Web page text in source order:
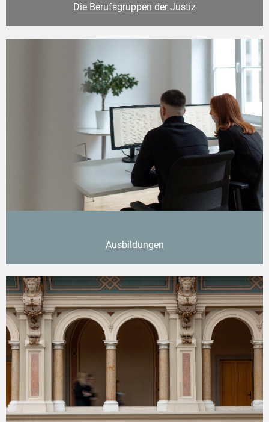
Die Berufsgruppen der Justiz
Ausbildungen